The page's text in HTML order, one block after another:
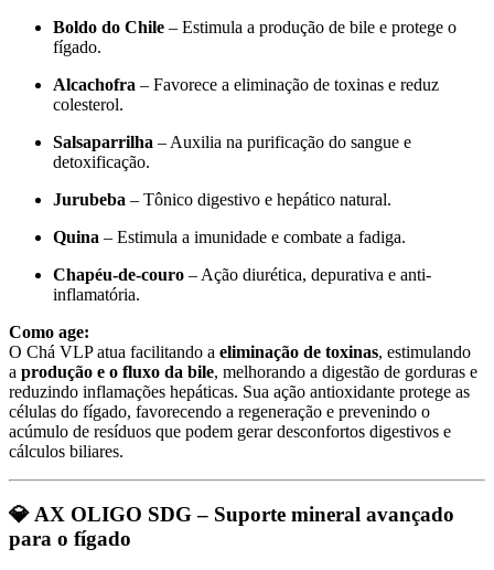
Boldo do Chile – Estimula a produção de bile e protege o
fígado.
Alcachofra – Favorece a eliminação de toxinas e reduz
colesterol.
Salsaparrilha – Auxilia na purificação do sangue e
detoxificação.
Jurubeba – Tônico digestivo e hepático natural.
Quina – Estimula a imunidade e combate a fadiga.
Chapéu-de-couro – Ação diurética, depurativa e anti-
inflamatória.
Como age:
O Chá VLP atua facilitando a eliminação de toxinas, estimulando
a produção e o fluxo da bile, melhorando a digestão de gorduras e
reduzindo inflamações hepáticas. Sua ação antioxidante protege as
células do fígado, favorecendo a regeneração e prevenindo o
acúmulo de resíduos que podem gerar desconfortos digestivos e
cálculos biliares.
💎 AX OLIGO SDG – Suporte mineral avançado
para o fígado